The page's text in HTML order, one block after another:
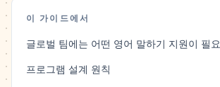
이 가이드에서
글로벌 팀에는 어떤 영어 말하기 지원이 필
프로그램 설계 원칙